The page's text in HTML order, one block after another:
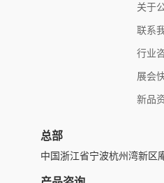
关于
联系
行业
展会
新品
总部
中国浙江省宁波杭州湾新区